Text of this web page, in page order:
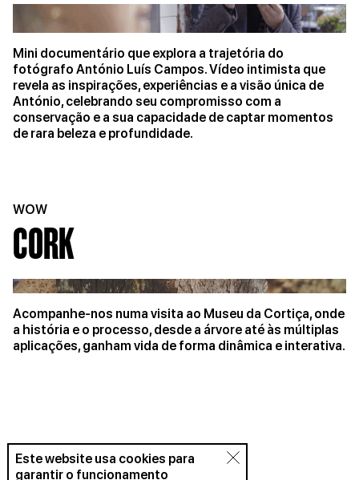
Mini documentário que explora a trajetória do
fotógrafo António Luís Campos. Vídeo intimista que
revela as inspirações, experiências e a visão única de
António, celebrando seu compromisso com a
conservação e a sua capacidade de captar momentos
de rara beleza e profundidade.
WOW
CORK
Acompanhe-nos numa visita ao Museu da Cortiça, onde
a história e o processo, desde a árvore até às múltiplas
aplicações, ganham vida de forma dinâmica e interativa.
Este website usa cookies para
garantir o funcionamento